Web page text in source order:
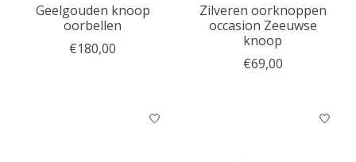
Geelgouden knoop
oorbellen
€180,00
Zilveren oorknoppen
occasion Zeeuwse
knoop
€69,00